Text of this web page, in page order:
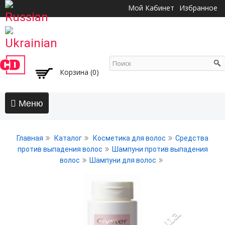
основному
Мой Кабинет Избранное
Корзина (0)
АКЦИИ
Бальзамы и кондиционеры
Воски, пасты, глина, помады для волос
Главная Каталог Косметика для волос
Средства
против выпадения волос
Шампуни против выпадения
волос
Шампуни для волос